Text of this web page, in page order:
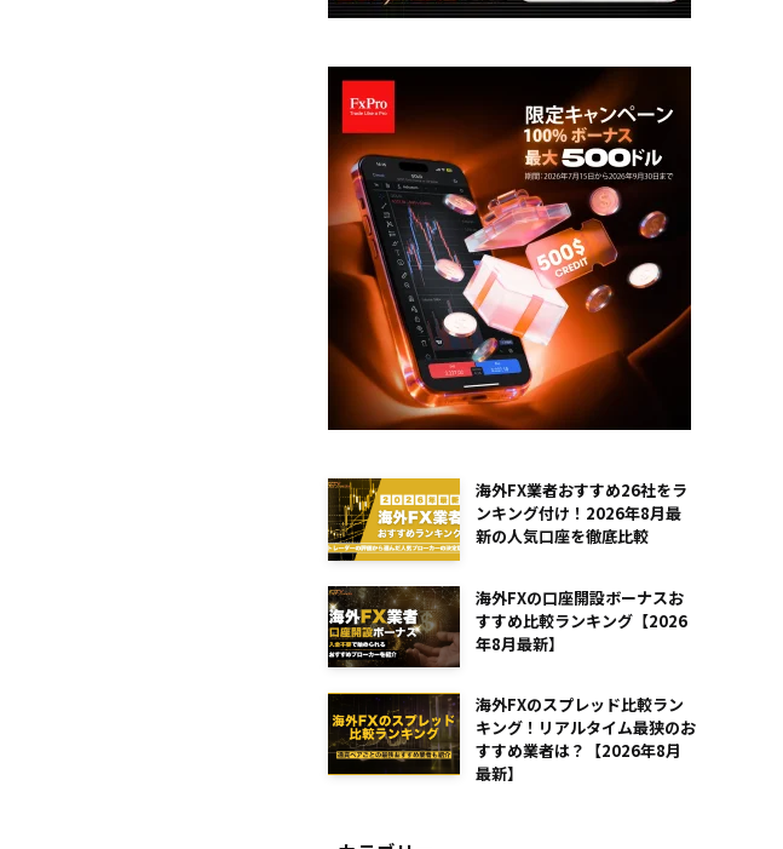
海外FX業者おすすめ26社をラ
ンキング付け！2026年8月最
新の人気口座を徹底比較
海外FXの口座開設ボーナスお
すすめ比較ランキング【2026
年8月最新】
海外FXのスプレッド比較ラン
キング！リアルタイム最狭のお
すすめ業者は？【2026年8月
最新】